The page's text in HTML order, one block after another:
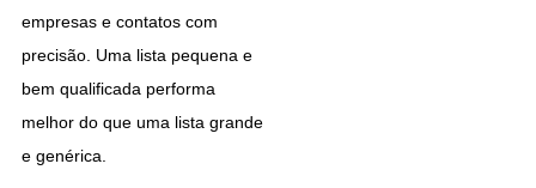
empresas e contatos com
precisão. Uma lista pequena e
bem qualificada performa
melhor do que uma lista grande
e genérica.